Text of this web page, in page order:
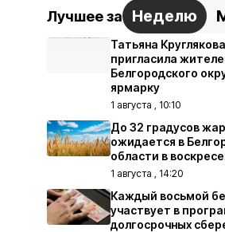
Лучшее за Неделю
Татьяна Круглякова
пригласила
Белгородского
ярмарку
1 августа , 10:10
До 32 градусов
ожидается в
области в
1 августа , 14:20
Каждый восьмой
участвует в
долгосрочных